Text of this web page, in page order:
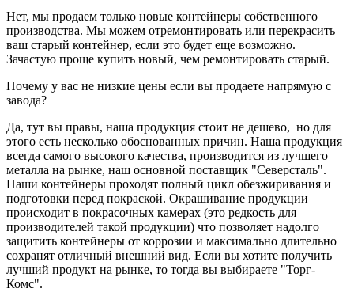
Нет, мы продаем только новые контейнеры собственного
производства. Мы можем отремонтировать или перекрасить
ваш старый контейнер, если это будет еще возможно.
Зачастую проще купить новый, чем ремонтировать старый.
Почему у вас не низкие цены если вы продаете напрямую с
завода?
Да, тут вы правы, наша продукция стоит не дешево, но для
этого есть несколько обоснованных причин. Наша продукция
всегда самого высокого качества, производится из лучшего
металла на рынке, наш основной поставщик "Северсталь".
Наши контейнеры проходят полный цикл обезжиривания и
подготовки перед покраской. Окрашивание продукции
происходит в покрасочных камерах (это редкость для
производителей такой продукции) что позволяет надолго
защитить контейнеры от коррозии и максимально длительно
сохранят отличный внешний вид. Если вы хотите получить
лучший продукт на рынке, то тогда вы выбираете "Торг-
Комс".